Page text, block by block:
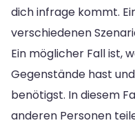
dich infrage kommt.
verschiedenen
Ein möglicher Fall ist,
Gegenstände hast
benötigst. In diesem
anderen Personen